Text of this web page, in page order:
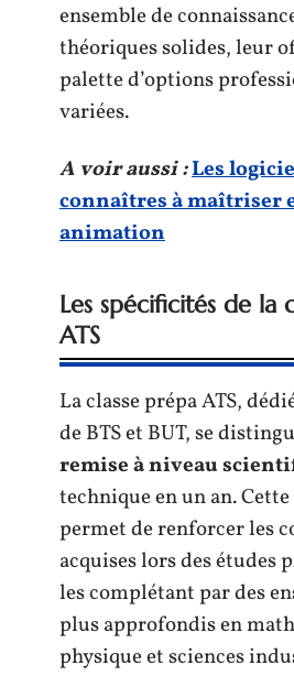
ensemble de
théoriques solides, leur
palette d’options
variées.
A voir aussi :Les
connaîtres à maîtriser
animation
Les spécificités de la
ATS
La classe prépa ATS,
de BTS et BUT, se
remise à niveau
technique en un an.
permet de renforcer les
acquises lors des études
les complétant par des
plus approfondis en
physique et sciences